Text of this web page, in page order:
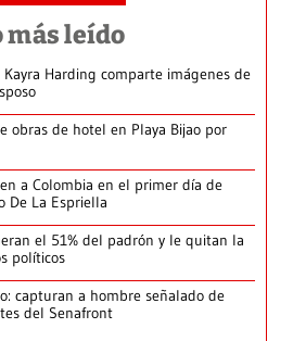
más leído
Kayra Harding comparte imágenes de
obras de hotel en Playa Bijao por
a Colombia en el primer día de
De La Espriella
el 51% del padrón y le quitan la
políticos
capturan a hombre señalado de
del Senafront